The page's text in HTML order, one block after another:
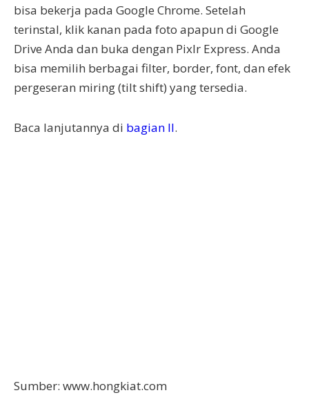
bisa bekerja pada Google Chrome. Setelah
terinstal, klik kanan pada foto apapun di Google
Drive Anda dan buka dengan Pixlr Express. Anda
bisa memilih berbagai filter, border, font, dan efek
pergeseran miring (tilt shift) yang tersedia.
Baca lanjutannya di bagian II.
Sumber: www.hongkiat.com